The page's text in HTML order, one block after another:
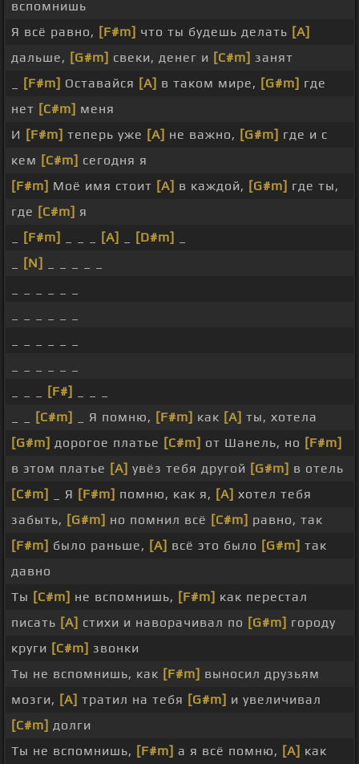
вспомнишь
Я всё равно, [F#m] что ты будешь делать [A]
дальше, [G#m] свеки, денег и [C#m] занят
[F#m] Оставайся [A] в таком мире, [G#m] где
нет [C#m] меня
И [F#m] теперь уже [A] не важно, [G#m] где и с
кем [C#m] сегодня я
[F#m] Моё имя стоит [A] в каждой, [G#m] где ты,
где [C#m] я
[F#m] [A] [D#m]
[N]
[F#]
[C#m] _ Я помню, [F#m] как [A] ты, хотела
[G#m] дорогое платье [C#m] от Шанель, но [F#m]
в этом платье [A] увёз тебя другой [G#m] в отель
[C#m]
_ Я [F#m] помню, как я, [A] хотел тебя
забыть, [G#m] но помнил всё [C#m] равно, так
[F#m] было раньше, [A] всё это было [G#m] так
давно
Ты [C#m] не вспомнишь, [F#m] как перестал
писать [A] стихи и наворачивал по [G#m] городу
круги [C#m] звонки
Ты не вспомнишь, как [F#m] выносил друзьям
мозги, [A] тратил на тебя [G#m] и увеличивал
[C#m] долги
Ты не вспомнишь, [F#m] а я всё помню, [A] как